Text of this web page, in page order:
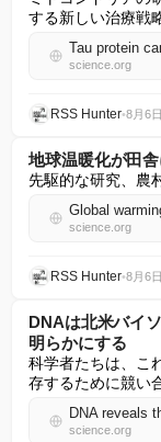
する新しい治療戦
science.org
RSS Hunter•8月6日
地球温暖化が田
先駆的な研究、農
science.org
RSS Hunter•8月6日
DNAは北米バイ
明らかにする
科学者たちは、こ
存するために競い
science.org